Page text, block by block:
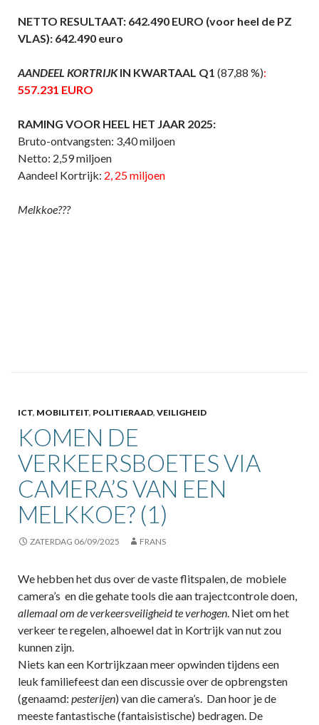
NETTO RESULTAAT: 642.490 EURO (voor heel de PZ
VLAS): 642.490 euro
AANDEEL KORTRIJK IN KWARTAAL Q1 (87,88 %):
557.231 EURO
RAMING VOOR HEEL HET JAAR 2025:
Bruto-ontvangsten: 3,40 miljoen
Netto: 2,59 miljoen
Aandeel Kortrijk: 2, 25 miljoen
Melkkoe???
ICT, MOBILITEIT, POLITIERAAD, VEILIGHEID
KOMEN DE
VERKEERSBOETES VIA
CAMERA’S VAN EEN
MELKKOE? (1)
ZATERDAG 06/09/2025 FRANS
We hebben het dus over de vaste flitspalen, de mobiele
camera’s en die gehate tools die aan trajectcontrole doen,
allemaal om de verkeersveiligheid te verhogen. Niet om het
verkeer te regelen, alhoewel dat in Kortrijk van nut zou
kunnen zijn.
Niets kan een Kortrijkzaan meer opwinden tijdens een
leuk familiefeest dan een discussie over de opbrengsten
(genaamd: pesterijen) van die camera’s. Dan hoor je de
meeste fantastische (fantaisistische) bedragen. De